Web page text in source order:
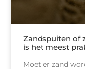
Zandspuiten of
is het meest
Moet er zand